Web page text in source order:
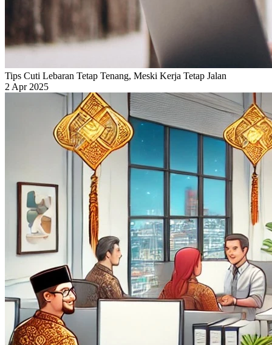
Tips Cuti Lebaran Tetap Tenang, Meski Kerja Tetap Jalan
2 Apr 2025